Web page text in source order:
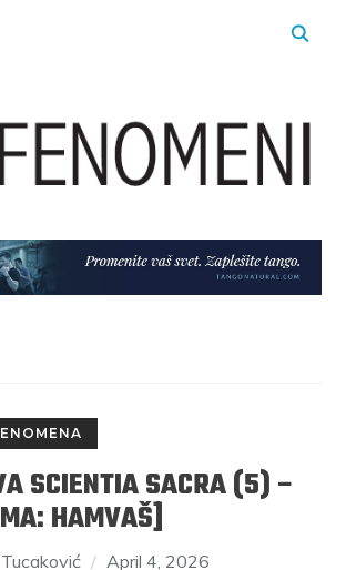
SCIENTIA SACRA (5) –
HAMVAŠ]
April 4, 2026